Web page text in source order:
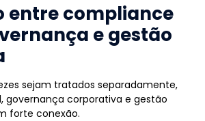
entre compliance
e gestão
sejam tratados separadamente,
governança corporativa e gestão
forte conexão.